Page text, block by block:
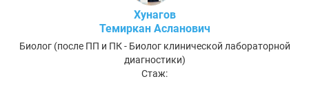
Хунагов
Темиркан Асланович
Биолог (после ПП и ПК - Биолог клинической лабораторной
диагностики)
Стаж: